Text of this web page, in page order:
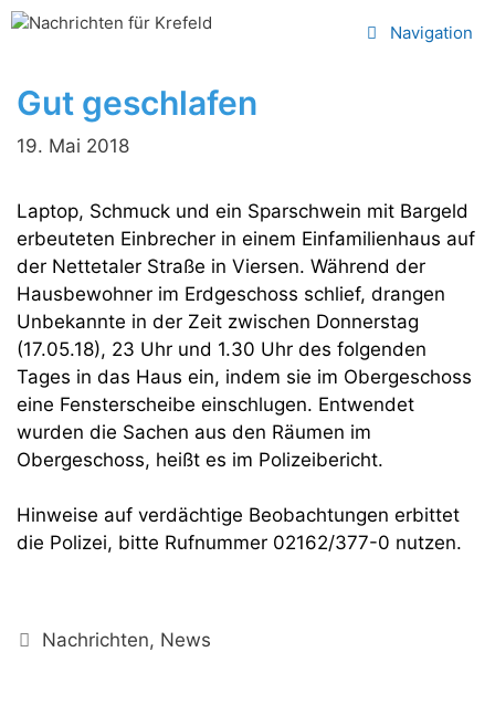
Zum
Navigation
Gut geschlafen
19. Mai 2018
Laptop, Schmuck und ein Sparschwein mit Bargeld
erbeuteten Einbrecher in einem Einfamilienhaus auf
der Nettetaler Straße in Viersen. Während der
Hausbewohner im Erdgeschoss schlief, drangen
Unbekannte in der Zeit zwischen Donnerstag
(17.05.18), 23 Uhr und 1.30 Uhr des folgenden
Tages in das Haus ein, indem sie im Obergeschoss
eine Fensterscheibe einschlugen. Entwendet
wurden die Sachen aus den Räumen im
Obergeschoss, heißt es im Polizeibericht.
Hinweise auf verdächtige Beobachtungen erbittet
die Polizei, bitte Rufnummer 02162/377-0 nutzen.
Kategorien
Nachrichten, News